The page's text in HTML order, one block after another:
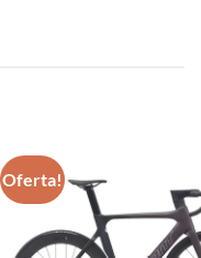
Oferta!